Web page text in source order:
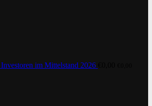
im Mittelstand 2026